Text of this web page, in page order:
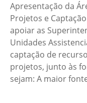
Apresentação da
Projetos e
apoiar as
Unidades
captação de
projetos, junto às
sejam: A maior